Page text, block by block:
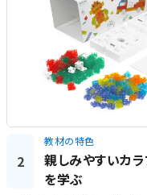
2
教材の特色
親しみやすいカ
を学ぶ